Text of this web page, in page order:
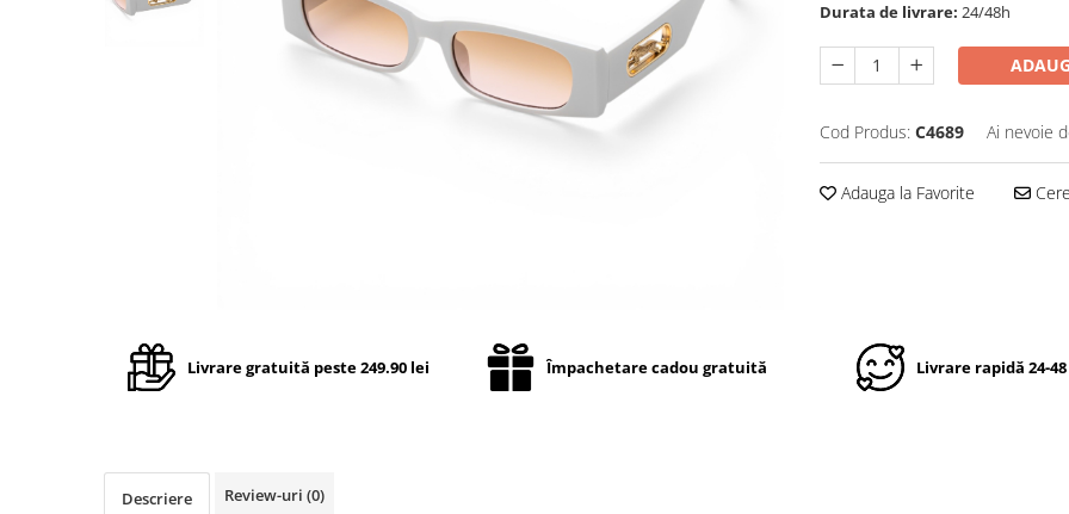
Durata de livrare: 24/48h
Cod Produs: C4689 Ai nevoie
Adauga la Favorite
Livrare gratuită peste 249.90 lei Împachetare cadou gratuită Livrare rapidă 24-
Descriere Review-uri (0)